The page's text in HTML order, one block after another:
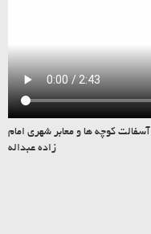
کوچه ها و معابر شهری امام
زاده عبداله